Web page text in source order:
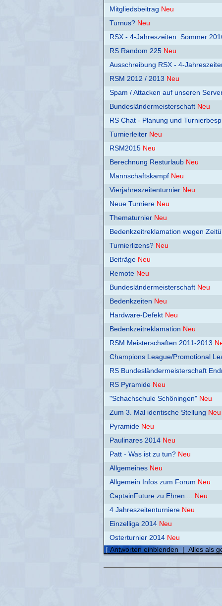
Mitgliedsbeitrag Neu
Turnus? Neu
RSX - 4-Jahreszeiten: Sommer
RS Random 225 Neu
Ausschreibung RSX - 4-
RSM 2012 / 2013 Neu
Spam / Attacken auf unseren
Bundesländermeisterschaft Neu
RS Chat - Planung und
Turnierleiter Neu
RSM2015 Neu
Berechnung Resturlaub Neu
Mannschaftskampf Neu
Vierjahreszeitenturnier Neu
Neue Turniere Neu
Thematurnier Neu
Bedenkzeitreklamation wegen
Turnierlizens? Neu
Beiträge Neu
Remote Neu
Bundesländermeisterschaft Neu
Bedenkzeiten Neu
Hardware-Defekt Neu
Bedenkzeitreklamation Neu
RSM Meisterschaften 2011-2013
Champions League/Promotional
RS Bundesländermeisterschaft
RS Pyramide Neu
"Schachschule Schöningen" Neu
Zum 3. Mal identische Stellung Neu
Pyramide Neu
Paulinares 2014 Neu
Patt - Was ist zu tun? Neu
Allgemeines Neu
Allgemein Infos zum Forum Neu
CaptainFuture zu Ehren.... Neu
4 Jahreszeitenturniere Neu
Einzelliga 2014 Neu
Osterturnier 2014 Neu
[ Antworten einblenden | Alles als